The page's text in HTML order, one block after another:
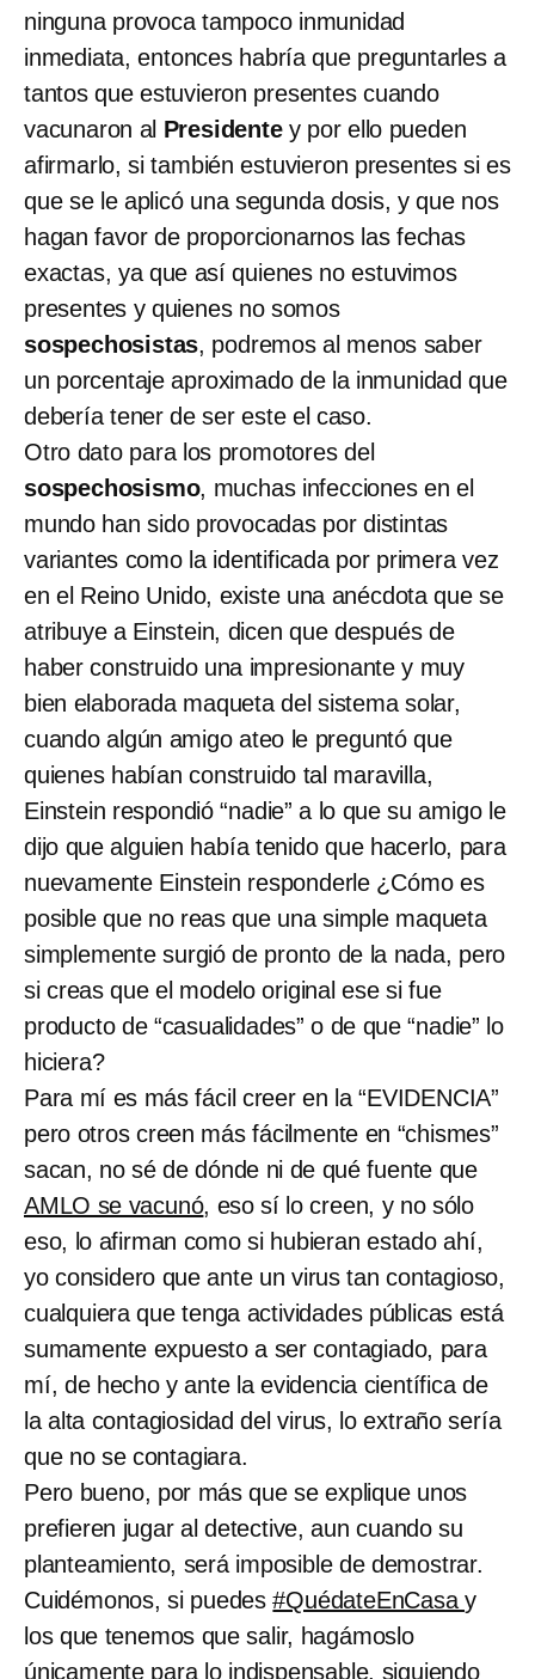
ninguna provoca tampoco inmunidad
inmediata, entonces habría que preguntarles a
tantos que estuvieron presentes cuando
vacunaron al Presidentey por ello pueden
afirmarlo, si también estuvieron presentes si es
que se le aplicó una segunda dosis, y que nos
hagan favor de proporcionarnos las fechas
exactas, ya que así quienes no estuvimos
presentes y quienes no somos
sospechosistas, podremos al menos saber
un porcentaje aproximado de la inmunidad que
debería tener de ser este el caso.
Otro dato para los promotores del
sospechosismo, muchas infecciones en el
mundo han sido provocadas por distintas
variantes como la identificada por primera vez
en el Reino Unido, existe una anécdota que se
atribuye a Einstein, dicen que después de
haber construido una impresionante y muy
bien elaborada maqueta del sistema solar,
cuando algún amigo ateo le preguntó que
quienes habían construido tal maravilla,
Einstein respondió “nadie” a lo que su amigo le
dijo que alguien había tenido que hacerlo, para
nuevamente Einstein responderle ¿Cómo es
posible que no reas que una simple maqueta
simplemente surgió de pronto de la nada, pero
si creas que el modelo original ese si fue
producto de “casualidades” o de que “nadie” lo
hiciera?
Para mí es más fácil creer en la “EVIDENCIA”
pero otros creen más fácilmente en “chismes”
sacan, no sé de dónde ni de qué fuente que
AMLO se vacunó, eso sí lo creen, y no sólo
eso, lo afirman como si hubieran estado ahí,
yo considero que ante un virus tan contagioso,
cualquiera que tenga actividades públicas está
sumamente expuesto a ser contagiado, para
mí, de hecho y ante la evidencia científica de
la alta contagiosidad del virus, lo extraño sería
que no se contagiara.
Pero bueno, por más que se explique unos
prefieren jugar al detective, aun cuando su
planteamiento, será imposible de demostrar.
Cuidémonos, si puedes#QuédateEnCasay
los que tenemos que salir, hagámoslo
únicamente para lo indispensable, siguiendo